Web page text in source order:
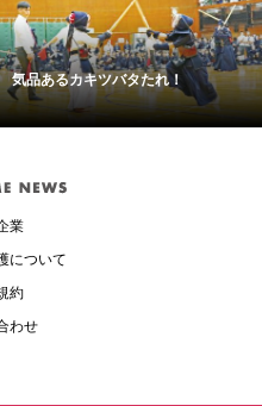
気品あるカキツバタたれ！
業
について
約
わせ